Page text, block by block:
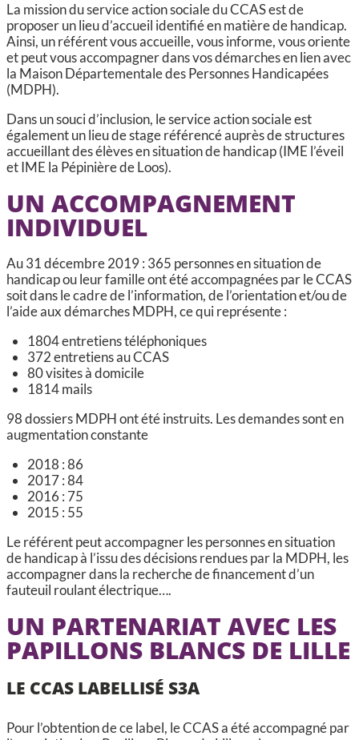
La mission du service action sociale du CCAS est de
proposer un lieu d’accueil identifié en matière de handicap.
Ainsi, un référent vousaccueille, vous informe, vous oriente
et peut vous accompagner dans vos démarches en lien avec
la Maison Départementale des Personnes Handicapées
(MDPH).
Dans un souci d’inclusion, le service action sociale est
également un lieu de stage référencé auprès de structures
accueillant des élèves en situation de handicap (IME l’éveil
et IME la Pépinière de Loos).
UN ACCOMPAGNEMENT
INDIVIDUEL
Au 31 décembre 2019 : 365 personnes en situation de
handicap ou leur famille ont été accompagnées par le CCAS
soit dans le cadre de l’information, de l’orientation et/ou de
l’aide aux démarches MDPH, ce qui représente :
1804 entretiens téléphoniques
372 entretiens au CCAS
80 visites à domicile
1814 mails
98 dossiers MDPH ont été instruits. Les demandes sont en
augmentation constante
2018 : 86
2017 : 84
2016 : 75
2015 : 55
Le référent peut accompagner les personnes en situation
de handicap à l’issu des décisions rendues par la MDPH, les
accompagner dans la recherche de financement d’un
fauteuil roulant électrique….
UN PARTENARIAT AVEC LES
PAPILLONS BLANCS DE LILLE
LE CCAS LABELLISÉ S3A
Pour l’obtention de ce label, le CCAS a été accompagné par